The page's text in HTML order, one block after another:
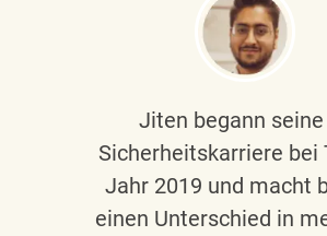
Jiten begann seine
Sicherheitskarriere bei
Jahr 2019 und macht
einen Unterschied in